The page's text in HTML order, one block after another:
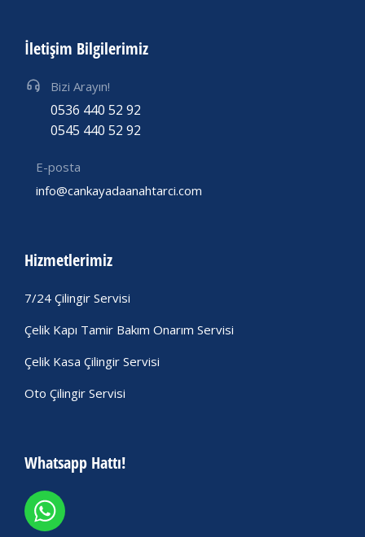
İletişim Bilgilerimiz
Bizi Arayın!
0536 440 52 92
0545 440 52 92
E-posta
info@cankayadaanahtarci.com
Hizmetlerimiz
7/24 Çilingir Servisi
Çelik Kapı Tamir Bakım Onarım Servisi
Çelik Kasa Çilingir Servisi
Oto Çilingir Servisi
Whatsapp Hattı!